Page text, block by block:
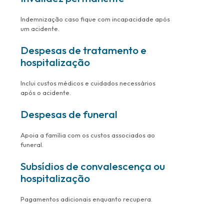
Indemnização caso fique com incapacidade após
um acidente.
Despesas de tratamento e
hospitalização
Inclui custos médicos e cuidados necessários
após o acidente.
Despesas de funeral
Apoia a família com os custos associados ao
funeral.
Subsídios de convalescença ou
hospitalização
Pagamentos adicionais enquanto recupera.